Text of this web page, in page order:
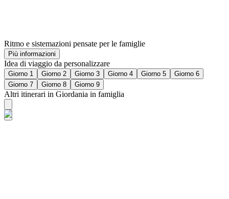
Ritmo e sistemazioni pensate per le famiglie
Più informazioni
Idea di viaggio da personalizzare
Giorno 1 Giorno 2 Giorno 3 Giorno 4 Giorno 5
Giorno 6
Giorno 7
Giorno 8 Giorno 9
Altri itinerari in Giordania in famiglia